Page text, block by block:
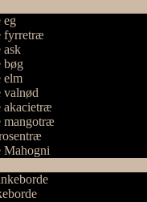
eg
fyrretræ
ask
bøg
elm
valnød
akacietræ
mangotræ
Mahogni